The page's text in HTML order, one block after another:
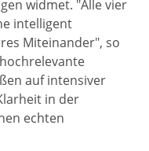
widmet. "Alle vier
intelligent
Miteinander", so
auf intensiver
in der
echten